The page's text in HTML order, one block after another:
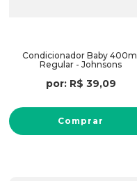
Condicionador Baby 400ml
Regular - Johnsons
por: R$ 39,09
Comprar